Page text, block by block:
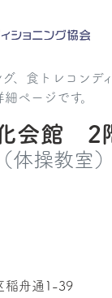
、食トレコンデ
ページです。
会館 2
体操教室）
稲舟通1-39